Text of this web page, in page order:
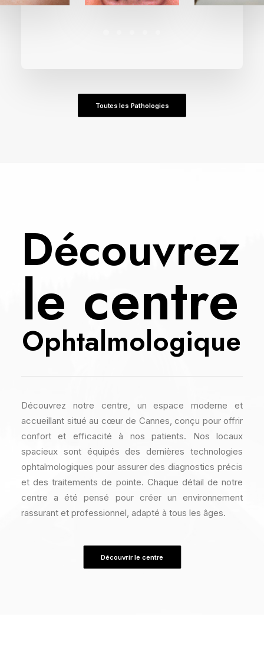
Toutes les Pathologies
Découvrez
le centre
Ophtalmologique
Découvrez notre centre, un espace moderne et
accueillant situé au cœur de Cannes, conçu pour offrir
confort et efficacité à nos patients. Nos locaux
spacieux sont équipés des dernières technologies
ophtalmologiques pour assurer des diagnostics précis
et des traitements de pointe. Chaque détail de notre
centre a été pensé pour créer un environnement
rassurant et professionnel, adapté à tous les âges.
Découvrir le centre